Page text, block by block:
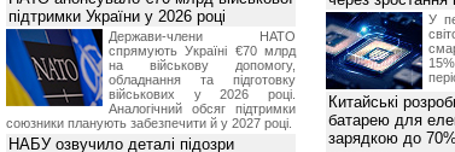
підтримки України у 2026 році
Держави-члени НАТО
спрямують Україні €70 млрд
на військову допомогу,
обладнання та підготовку
військових у 2026 році.
Аналогічний обсяг підтримки
союзники планують забезпечити й у 2027 році.
НАБУ озвучило деталі підозри
У
Китайські
батарею для
зарядкою до